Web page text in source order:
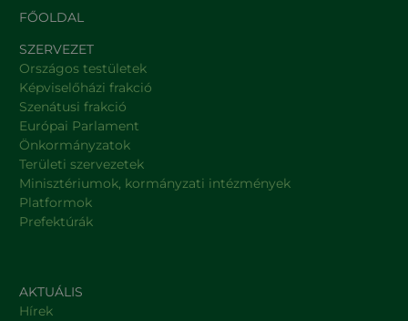
FŐOLDAL
SZERVEZET
Országos testületek
Képviselőházi frakció
Szenátusi frakció
Európai Parlament
Önkormányzatok
Területi szervezetek
Minisztériumok, kormányzati intézmények
Platformok
Prefektúrák
AKTUÁLIS
Hírek